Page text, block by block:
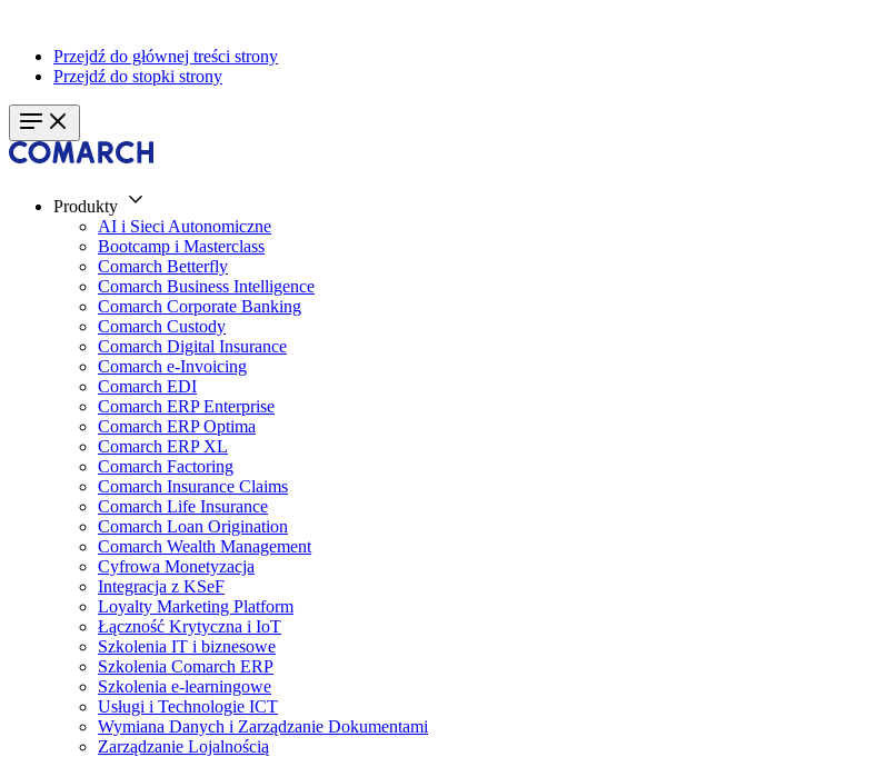
Przejdź do głównej treści strony
Przejdź do stopki strony
Produkty
AI i Sieci Autonomiczne
Bootcamp i Masterclass
Comarch Betterfly
Comarch Business Intelligence
Comarch Corporate Banking
Comarch Custody
Comarch Digital Insurance
Comarch e-Invoicing
Comarch EDI
Comarch ERP Enterprise
Comarch ERP Optima
Comarch ERP XL
Comarch Factoring
Comarch Insurance Claims
Comarch Life Insurance
Comarch Loan Origination
Comarch Wealth Management
Cyfrowa Monetyzacja
Integracja z KSeF
Loyalty Marketing Platform
Łączność Krytyczna i IoT
Szkolenia IT i biznesowe
Szkolenia Comarch ERP
Szkolenia e-learningowe
Usługi i Technologie ICT
Wymiana Danych i Zarządzanie Dokumentami
Zarządzanie Lojalnością